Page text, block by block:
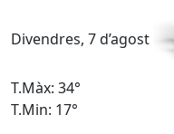
Divendres, 7 d’agost
T.Màx: 34°
T.Min: 17°